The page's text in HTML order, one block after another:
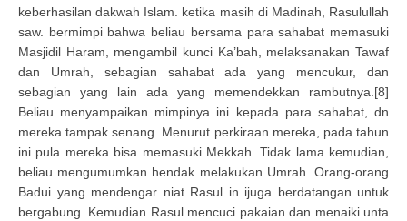
keberhasilan dakwah Islam. ketika masih di Madinah, Rasulullah
saw. bermimpi bahwa beliau bersama para sahabat memasuki
Masjidil Haram, mengambil kunci Ka’bah, melaksanakan Tawaf
dan Umrah, sebagian sahabat ada yang mencukur, dan
sebagian yang lain ada yang memendekkan rambutnya.[8]
Beliau menyampaikan mimpinya ini kepada para sahabat, dn
mereka tampak senang. Menurut perkiraan mereka, pada tahun
ini pula mereka bisa memasuki Mekkah. Tidak lama kemudian,
beliau mengumumkan hendak melakukan Umrah. Orang-orang
Badui yang mendengar niat Rasul in ijuga berdatangan untuk
bergabung. Kemudian Rasul mencuci pakaian dan menaiki unta